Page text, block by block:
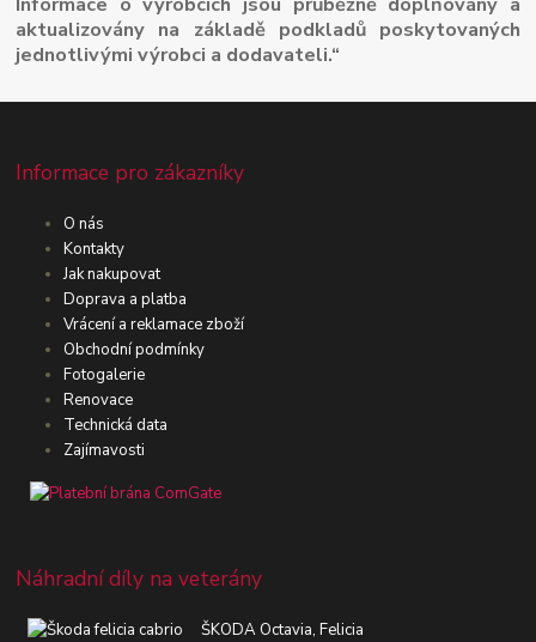
aktualizovány na základě podkladů poskytovaných
jednotlivými výrobci a dodavateli.“
Informace pro zákazníky
O nás
Kontakty
Jak nakupovat
Doprava a platba
Vrácení a reklamace zboží
Obchodní podmínky
Fotogalerie
Renovace
Technická data
Zajímavosti
Náhradní díly na veterány
ŠKODA Octavia, Felicia